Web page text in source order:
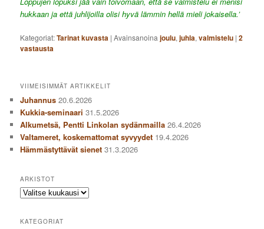
hukkaan ja että juhlijoilla olisi hyvä lämmin hellä mieli jokaisella.’
Kategoriat:Tarinat kuvasta |Avainsanoina joulu,juhla,valmistelu |2
vastausta
VIIMEISIMMÄT ARTIKKELIT
Juhannus 20.6.2026
Kukkia-seminaari 31.5.2026
Alkumetsä, Pentti Linkolan sydänmailla 26.4.2026
Valtameret, koskemattomat syvyydet 19.4.2026
Hämmästyttävät sienet 31.3.2026
ARKISTOT
Arkistot
KATEGORIAT